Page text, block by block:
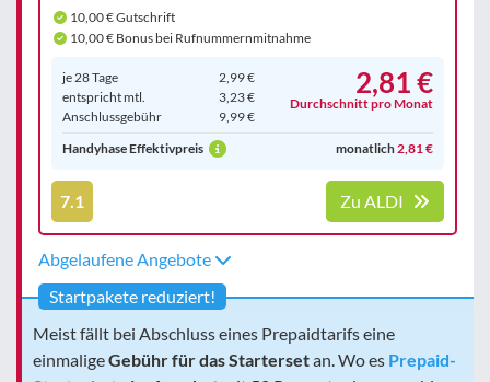
10,00 € Gutschrift
10,00 € Bonus bei Rufnummernmitnahme
je 28 Tage
2,99 €
entspricht mtl.
3,23 €
Anschluss­gebühr
9,99 €
2,81 €
Durchschnitt pro Monat
Handyhase Effektivpreis monatlich2,81 €
7.1 Zu ALDI
Abgelaufene Angebote
Startpakete reduziert!
Meist fällt bei Abschluss eines Prepaidtarifs eine
einmaligeGebühr für das Startersetan. Wo es Prepaid-